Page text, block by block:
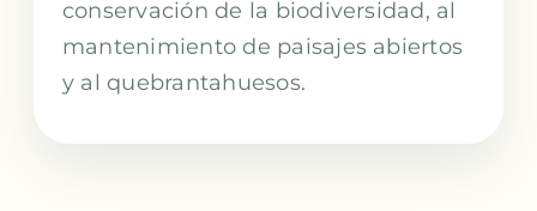
conservación de la biodiversidad, al
mantenimiento de paisajes abiertos
y al quebrantahuesos.